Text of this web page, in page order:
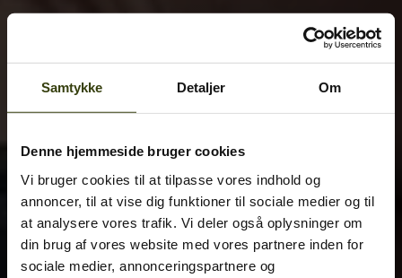
Samtykke Detaljer Om
Denne hjemmeside bruger cookies
Vi bruger cookies til at tilpasse vores indhold og
annoncer, til at vise dig funktioner til sociale medier og til
at analysere vores trafik. Vi deler også oplysninger om
din brug af vores website med vores partnere inden for
sociale medier, annonceringspartnere og